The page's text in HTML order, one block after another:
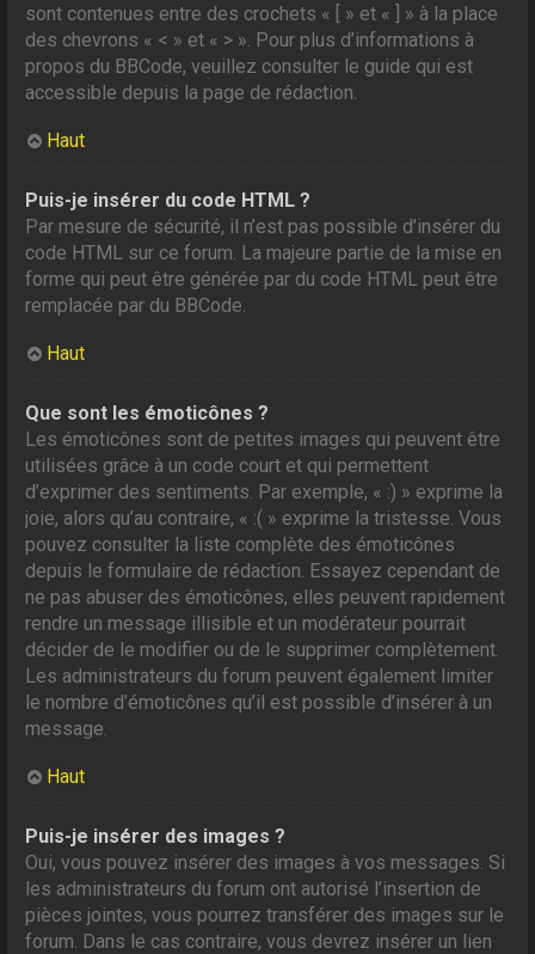
sont contenues entre des crochets « [ » et « ] » à la place
des chevrons « < » et « > ». Pour plus d’informations à
propos du BBCode, veuillez consulter le guide qui est
accessible depuis la page de rédaction.
Haut
Puis-je insérer du code HTML ?
Par mesure de sécurité, il n’est pas possible d’insérer du
code HTML sur ce forum. La majeure partie de la mise en
forme qui peut être générée par du code HTML peut être
remplacée par du BBCode.
Haut
Que sont les émoticônes ?
Les émoticônes sont de petites images qui peuvent être
utilisées grâce à un code court et qui permettent
d’exprimer des sentiments. Par exemple, « :) » exprime la
joie, alors qu’au contraire, « :( » exprime la tristesse. Vous
pouvez consulter la liste complète des émoticônes
depuis le formulaire de rédaction. Essayez cependant de
ne pas abuser des émoticônes, elles peuvent rapidement
rendre un message illisible et un modérateur pourrait
décider de le modifier ou de le supprimer complètement.
Les administrateurs du forum peuvent également limiter
le nombre d’émoticônes qu’il est possible d’insérer à un
message.
Haut
Puis-je insérer des images ?
Oui, vous pouvez insérer des images à vos messages. Si
les administrateurs du forum ont autorisé l’insertion de
pièces jointes, vous pourrez transférer des images sur le
forum. Dans le cas contraire, vous devrez insérer un lien